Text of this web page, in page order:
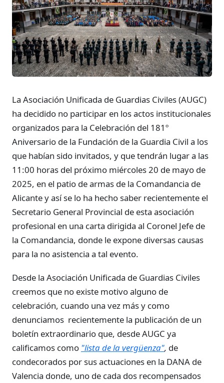
La Asociación Unificada de Guardias Civiles (AUGC)
ha decidido no participar en los actos institucionales
organizados para la Celebración del 181º
Aniversario de la Fundación de la Guardia Civil a los
que habían sido invitados, y que tendrán lugar a las
11:00 horas del próximo miércoles 20 de mayo de
2025, en el patio de armas de la Comandancia de
Alicante y así se lo ha hecho saber recientemente el
Secretario General Provincial de esta asociación
profesional en una carta dirigida al Coronel Jefe de
la Comandancia, donde le expone diversas causas
para la no asistencia a tal evento.
Desde la Asociación Unificada de Guardias Civiles
creemos que no existe motivo alguno de
celebración, cuando una vez más y como
denunciamos recientemente la publicación de un
boletín extraordinario que, desde AUGC ya
calificamos como "lista de la vergüenza", de
condecorados por sus actuaciones en la DANA de
Valencia donde, uno de cada dos recompensados